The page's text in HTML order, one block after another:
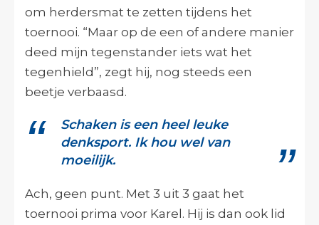
om herdersmat te zetten tijdens het
toernooi. “Maar op de een of andere manier
deed mijn tegenstander iets wat het
tegenhield”, zegt hij, nog steeds een
beetje verbaasd.
Schaken is een heel leuke
denksport. Ik hou wel van
moeilijk.
Ach, geen punt. Met 3 uit 3 gaat het
toernooi prima voor Karel. Hij is dan ook lid